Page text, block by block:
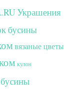
Украшения
бусины
вязаные цветы
кулон